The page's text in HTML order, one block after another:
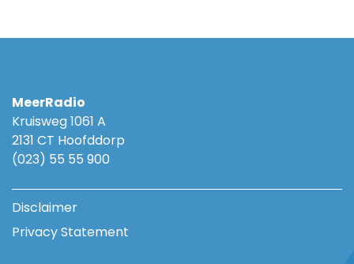
MeerRadio
Kruisweg 1061 A
2131 CT Hoofddorp
(023) 55 55 900
Disclaimer
Privacy Statement